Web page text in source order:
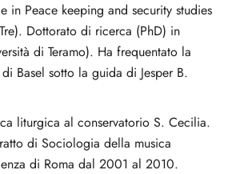
in Peace keeping and security studies
Dottorato di ricerca (PhD) in
di Teramo). Ha frequentato la
Basel sotto la guida di Jesper B.
liturgica al conservatorio S. Cecilia.
di Sociologia della musica
di Roma dal 2001 al 2010.